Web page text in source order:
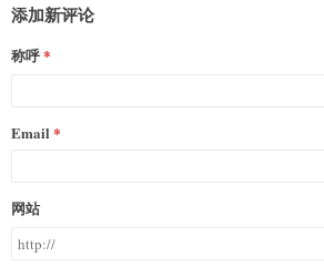
添加新评论
称呼
Email
网站